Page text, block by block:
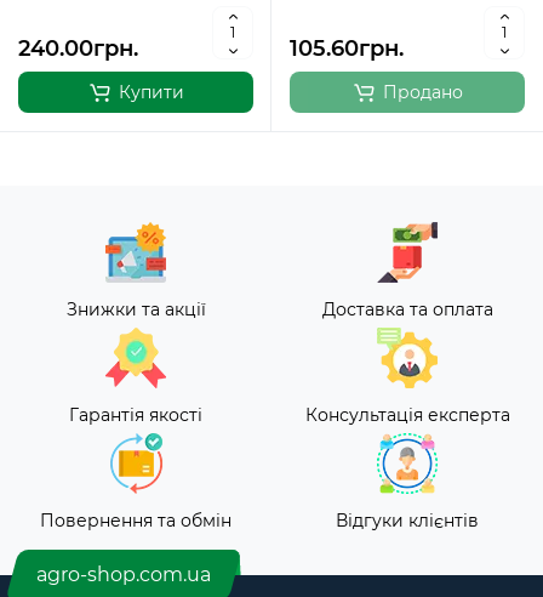
240.00грн.
Купити
105.60грн.
Продано
Знижки та акції Доставка та оплата
Гарантія якості Консультація експерта
Повернення та обмін Відгуки клієнтів
agro-shop.com.ua